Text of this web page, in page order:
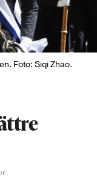
Foto: Siqi Zhao.